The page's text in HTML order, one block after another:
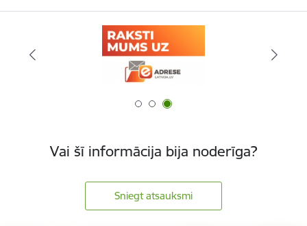
Vai šī informācija bija noderīga?
Sniegt atsauksmi